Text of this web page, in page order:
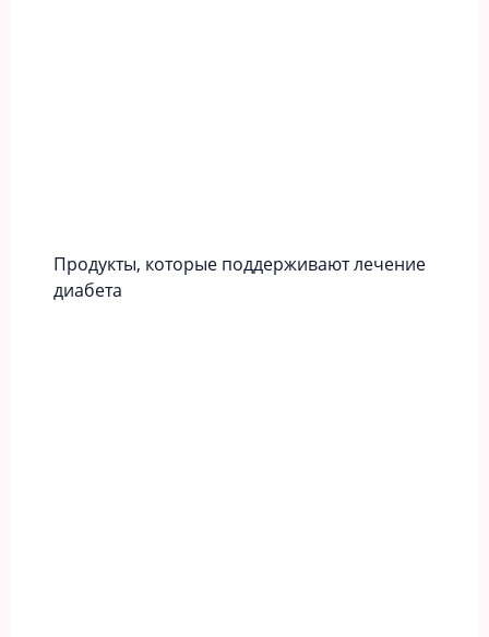
Продукты, которые поддерживают лечение
диабета